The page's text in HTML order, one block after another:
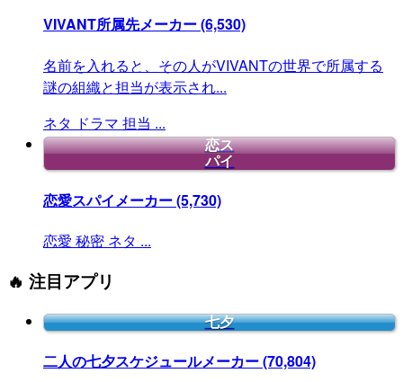
VIVANT所属先メーカー(6,530)
名前を入れると、その人がVIVANTの世界で所属する
謎の組織と担当が表示され...
ネタ ドラマ 担当 ...
恋ス
パイ
恋愛スパイメーカー(5,730)
恋愛 秘密 ネタ ...
🔥 注目アプリ
七夕
二人の七夕スケジュールメーカー(70,804)